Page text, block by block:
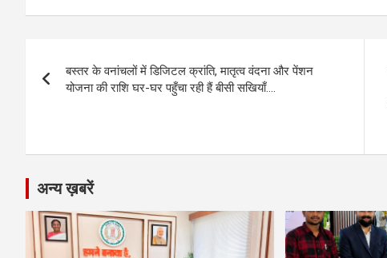
ce
o
o
se
g
er
at
A
p
e
a
m
ail py
n
k
ar
navigation
बस्तर के वनांचलों में डिजिटल क्रांति, मातृत्व वंदना और पेंशन
योजना की राशि घर-घर पहुँचा रही हैं बीसी सखियाँ….
अन्य ख़बरें